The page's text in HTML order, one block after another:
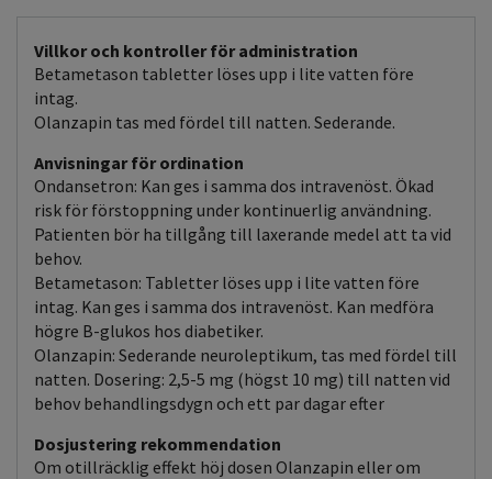
Villkor och kontroller för administration
Betametason tabletter löses upp i lite vatten före
intag.
Olanzapin tas med fördel till natten. Sederande.
Anvisningar för ordination
Ondansetron: Kan ges i samma dos intravenöst. Ökad
risk för förstoppning under kontinuerlig användning.
Patienten bör ha tillgång till laxerande medel att ta vid
behov.
Betametason: Tabletter löses upp i lite vatten före
intag. Kan ges i samma dos intravenöst. Kan medföra
högre B-glukos hos diabetiker.
Olanzapin: Sederande neuroleptikum, tas med fördel till
natten. Dosering: 2,5-5 mg (högst 10 mg) till natten vid
behov behandlingsdygn och ett par dagar efter
Dosjustering rekommendation
Om otillräcklig effekt höj dosen Olanzapin eller om